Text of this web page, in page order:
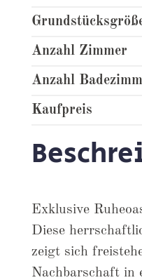
Anzahl Zimmer
Anzahl
Kaufpreis
Exklusive
Diese
zeigt sich
Nachbarschaft in